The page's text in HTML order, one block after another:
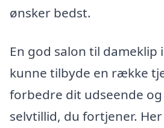
ønsker bedst.
En god salon til dameklip
kunne tilbyde en række
forbedre dit udseende
selvtillid, du fortjener.